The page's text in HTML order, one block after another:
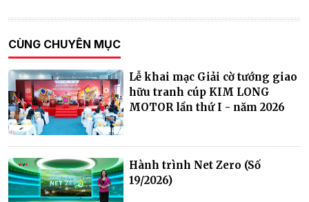
CÙNG CHUYÊN MỤC
Lễ khai mạc Giải cờ tướng giao
hữu tranh cúp KIM LONG
MOTOR lần thứ I - năm 2026
Hành trình Net Zero (Số
19/2026)